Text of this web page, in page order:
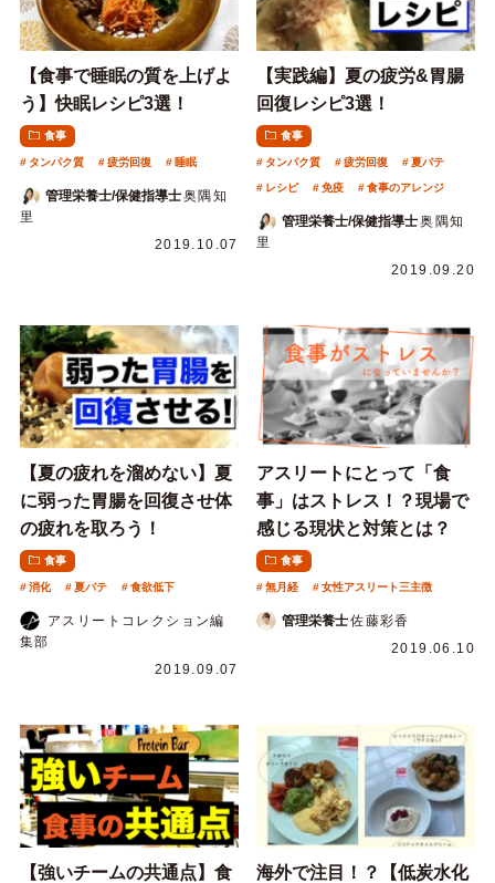
【食事で睡眠の質を上げよ
う】快眠レシピ3選！
食事
タンパク質 疲労回復 睡眠
管理栄養士/保健指導士奥隅知
里
2019.10.07
【実践編】夏の疲労&胃腸
回復レシピ3選！
食事
タンパク質 疲労回復 夏バテ
レシピ 免疫 食事のアレンジ
管理栄養士/保健指導士奥隅知
里
2019.09.20
【夏の疲れを溜めない】夏
に弱った胃腸を回復させ体
の疲れを取ろう！
食事
消化 夏バテ 食欲低下
アスリートコレクション編
集部
2019.09.07
アスリートにとって「食
事」はストレス！？現場で
感じる現状と対策とは？
食事
無月経 女性アスリート三主徴
管理栄養士佐藤彩香
2019.06.10
【強いチームの共通点】食
海外で注目！？【低炭水化